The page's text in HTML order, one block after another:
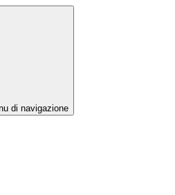
di navigazione